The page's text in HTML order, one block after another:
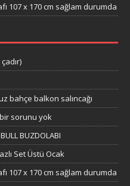
107 x 170 cm sağlam durumda
bahçe balkon salıncağı
sorunu yok
BUZDOLABI
Set Üstü Ocak
107 x 170 cm sağlam durumda